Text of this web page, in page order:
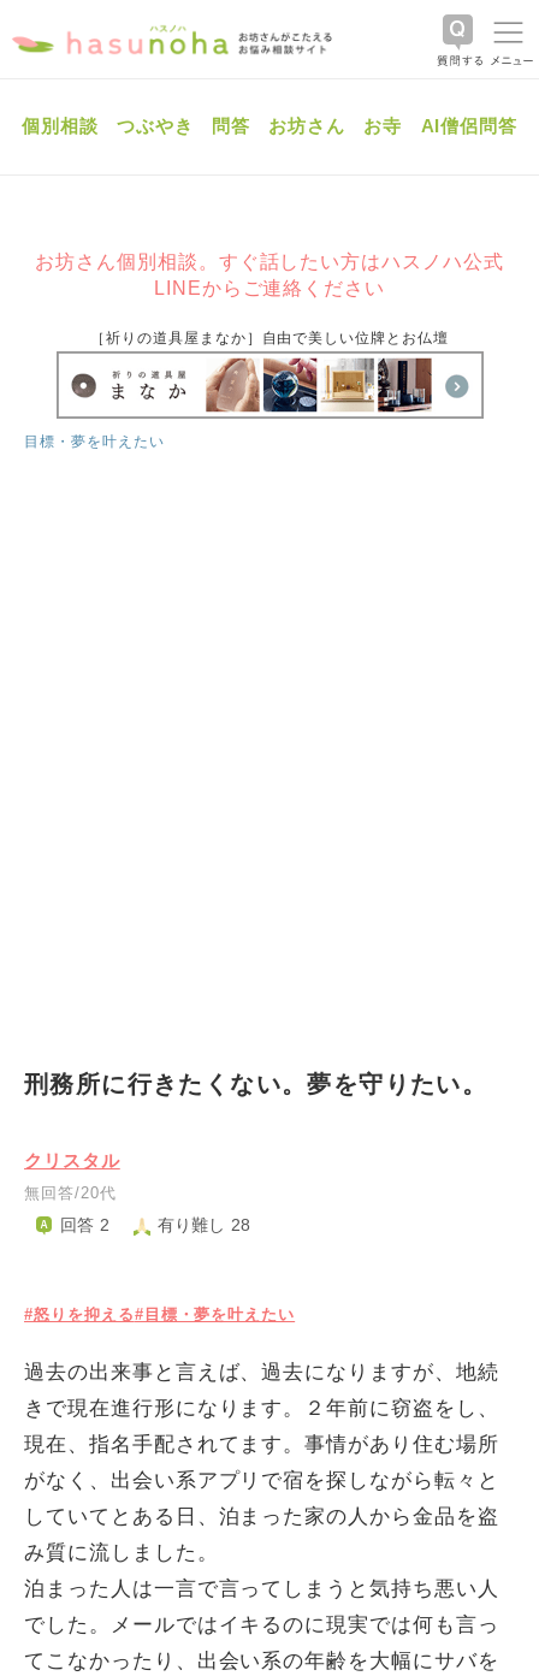
個別相談 つぶやき 問答 お坊さん お寺 AI僧侶問答
お坊さん個別相談。すぐ話したい方はハスノハ公式
LINEからご連絡ください
［祈りの道具屋まなか］自由で美しい位牌とお仏壇
目標・夢を叶えたい
刑務所に行きたくない。夢を守りたい。
クリスタル
無回答/20代
回答 2 有り難し 28
#怒りを抑える#目標・夢を叶えたい
過去の出来事と言えば、過去になりますが、地続
きで現在進行形になります。２年前に窃盗をし、
現在、指名手配されてます。事情があり住む場所
がなく、出会い系アプリで宿を探しながら転々と
していてとある日、泊まった家の人から金品を盗
み質に流しました。
泊まった人は一言で言ってしまうと気持ち悪い人
でした。メールではイキるのに現実では何も言っ
てこなかったり、出会い系の年齢を大幅にサバを